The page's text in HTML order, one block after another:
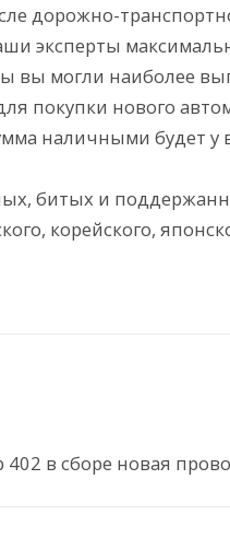
дорожно-
эксперты
могли наиболее
покупки нового
наличными будет у
битых и
корейского,
в сборе новая